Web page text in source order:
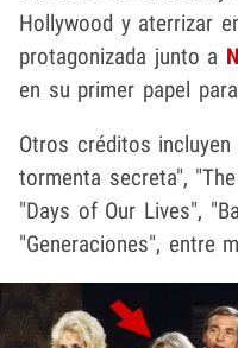
Hollywood y aterrizar
protagonizada junto a
en su primer papel
Otros créditos incluyen
tormenta secreta",
"Days of Our Lives",
"Generaciones", entre